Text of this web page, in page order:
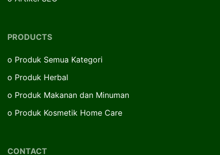
PRODUCTS
o Produk Semua Kategori
o Produk Herbal
o Produk Makanan dan Minuman
o Produk Kosmetik Home Care
CONTACT